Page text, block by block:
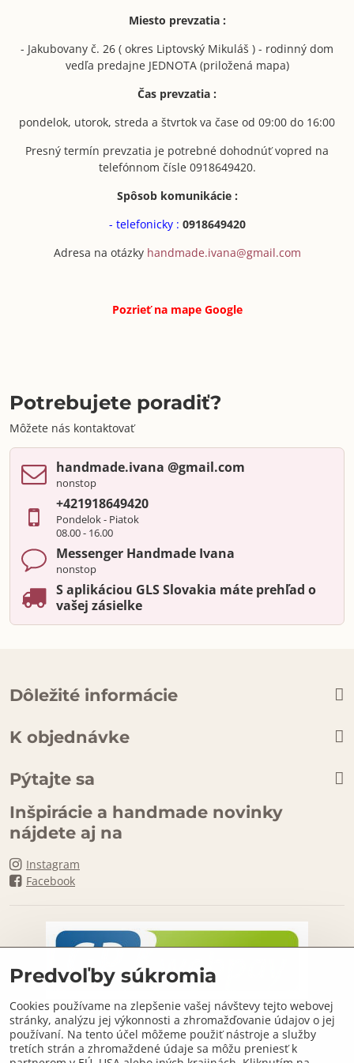
Miesto prevzatia :
- Jakubovany č. 26 ( okres Liptovský Mikuláš ) - rodinný dom
vedľa predajne JEDNOTA (priložená mapa)
Čas prevzatia :
pondelok, utorok, streda a štvrtok va čase od 09:00 do 16:00
Presný termín prevzatia je potrebné dohodnúť vopred na
telefónnom čísle 0918649420.
Spôsob komunikácie :
- telefonicky : 0918649420
Adresa na otázky handmade.ivana@gmail.com
Pozrieť na mapeGoogle
Potrebujete poradiť?
Môžete nás kontaktovať
handmade​.ivana ​@gmail​.com
nonstop
+421918649420
Pondelok - Piatok
08.00 - 16.00
Messenger Handmade Ivana
nonstop
S aplikáciou GLS Slovakia máte prehľad o
vašej zásielke
Dôležité informácie
K objednávke
Pýtajte sa
Inšpirácie a handmade novinky
nájdete aj na
Instagram
Facebook
Predvoľby súkromia
Cookies používame na zlepšenie vašej návštevy tejto webovej
stránky, analýzu jej výkonnosti a zhromažďovanie údajov o jej
používaní. Na tento účel môžeme použiť nástroje a služby
tretích strán a zhromaždené údaje sa môžu preniesť k